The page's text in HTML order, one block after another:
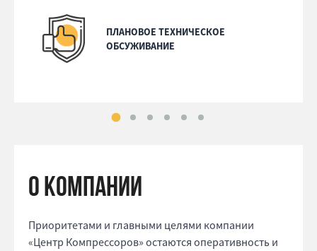
ПЛАНОВОЕ ТЕХНИЧЕСКОЕ
ОБСУЖИВАНИЕ
о компании
Приоритетами и главными целями компании
«Центр Компрессоров» остаются оперативность и